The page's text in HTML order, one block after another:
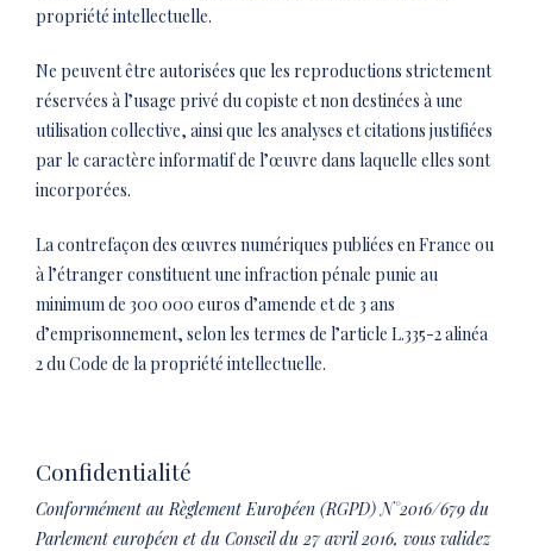
propriété intellectuelle.
Ne peuvent être autorisées que les reproductions strictement
réservées à l’usage privé du copiste et non destinées à une
utilisation collective, ainsi que les analyses et citations justifiées
par le caractère informatif de l’œuvre dans laquelle elles sont
incorporées.
La contrefaçon des œuvres numériques publiées en France ou
à l’étranger constituent une infraction pénale punie au
minimum de 300 000 euros d’amende et de 3 ans
d’emprisonnement, selon les termes de l’article L.335-2 alinéa
2 du Code de la propriété intellectuelle.
Confidentialité
Conformément au Règlement Européen (RGPD) N°2016/679 du
Parlement européen et du Conseil du 27 avril 2016, vous validez